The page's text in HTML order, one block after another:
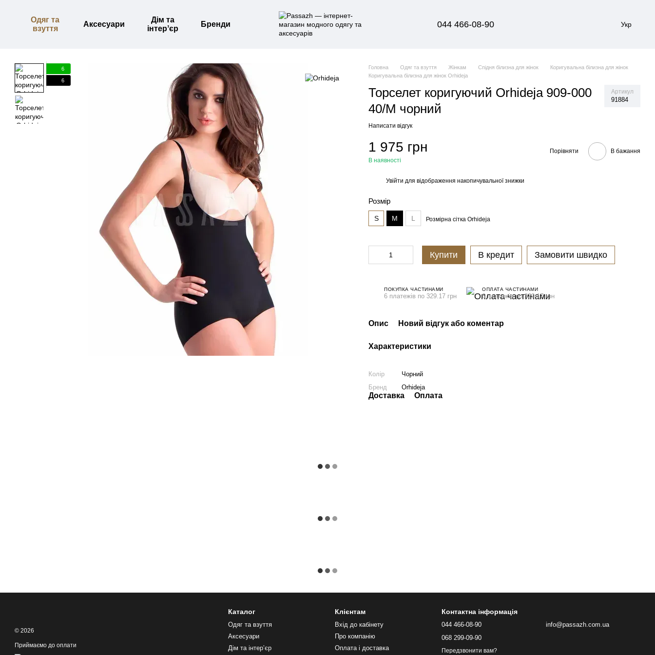
Одяг та
взуття
Аксесуари
Дім та
інтерʼєр
Бренди 044 466-08-90 Укр
6
6
Головна Одяг та взуття Жінкам Спідня білизна для жінок
Коригувальна білизна для жінок
Коригувальна білизна для жінок Orhideja
Торселет коригуючий Orhideja 909-000
40/M чорний
Артикул
91884
Написати відгук
1 975 грн
В наявності
Порівняти В бажання
Увійти для відображення накопичувальної знижки
Розмір
S M L Розмірна сітка Orhideja
Купити В кредит Замовити швидко
ПОКУПКА ЧАСТИНАМИ
6 платежів по 329.17 грн
ОПЛАТА ЧАСТИНАМИ
6 платежів по 329.17 грн
Опис Новий відгук або коментар
Характеристики
Колір
Чорний
Бренд
Orhideja
Доставка Оплата
© 2026
Приймаємо до оплати
Каталог
Одяг та взуття
Аксесуари
Дім та інтерʼєр
Клієнтам
Вхід до кабінету
Про компанію
Оплата і доставка
Контактна інформація
044 466-08-90
068 299-09-90
Передзвонити вам?
info@passazh.com.ua